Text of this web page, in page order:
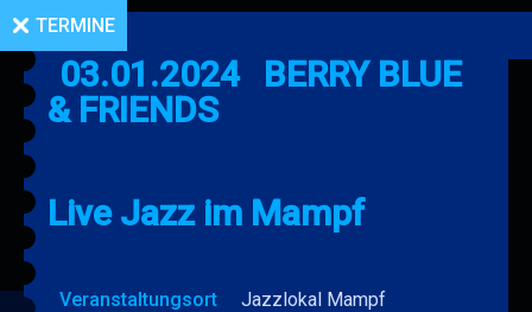
TERMINE
03.01.2024
BERRY BLUE
& FRIENDS
Live Jazz im Mampf
Veranstaltungsort
Jazzlokal Mampf